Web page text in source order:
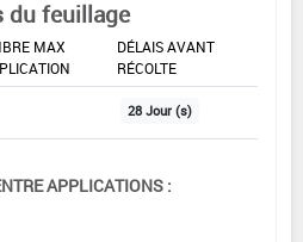
du feuillage
MAX
DÉLAIS AVANT
RÉCOLTE
28 Jour (s)
APPLICATIONS :